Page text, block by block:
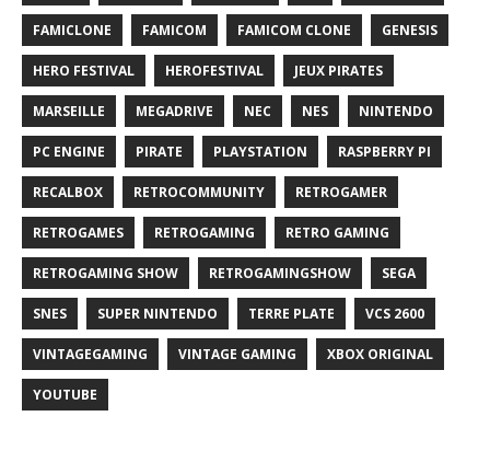
FAMICLONE FAMICOM FAMICOM CLONE GENESIS
HERO FESTIVAL HEROFESTIVAL JEUX PIRATES
MARSEILLE MEGADRIVE NEC NES NINTENDO
PC ENGINE PIRATE PLAYSTATION RASPBERRY PI
RECALBOX RETROCOMMUNITY RETROGAMER
RETROGAMES RETROGAMING RETRO GAMING
RETROGAMING SHOW RETROGAMINGSHOW SEGA
SNES SUPER NINTENDO TERRE PLATE VCS 2600
VINTAGEGAMING VINTAGE GAMING XBOX ORIGINAL
YOUTUBE